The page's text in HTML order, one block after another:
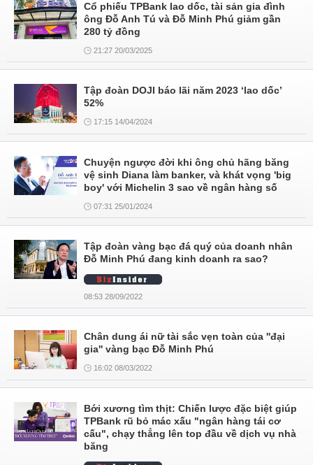
Cổ phiếu TPBank lao dốc, tài sản gia đình
ông Đỗ Anh Tú và Đỗ Minh Phú giảm gần
280 tỷ đồng
21:27 20/03/2025
Tập đoàn DOJI báo lãi năm 2023 ‘lao dốc’
52%
17:15 14/04/2024
Chuyện ngược đời khi ông chủ hãng băng
vệ sinh Diana làm banker, và khát vọng 'big
boy' với Michelin 3 sao về ngân hàng số
07:31 25/01/2024
Tập đoàn vàng bạc đá quý của doanh nhân
Đỗ Minh Phú đang kinh doanh ra sao?
08:53 28/09/2022
Chân dung ái nữ tài sắc vẹn toàn của ''đại
gia'' vàng bạc Đỗ Minh Phú
16:02 08/03/2022
Bới xương tìm thịt: Chiến lược đặc biệt giúp
TPBank rũ bỏ mác xấu "ngân hàng tái cơ
cấu", chạy thẳng lên top đầu về dịch vụ nhà
băng